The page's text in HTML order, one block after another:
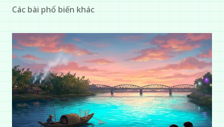
Các bài phổ biến khác